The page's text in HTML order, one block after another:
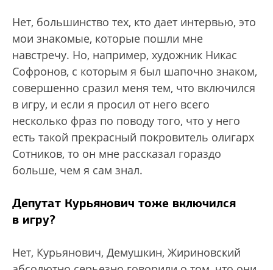
Нет, большинство тех, кто дает интервью, это
мои знакомые, которые пошли мне
навстречу. Но, например, художник Никас
Софронов, с которым я был шапочно знаком,
совершенно сразил меня тем, что включился
в игру, и если я просил от него всего
несколько фраз по поводу того, что у него
есть такой прекрасный покровитель олигарх
Сотников, то он мне рассказал гораздо
больше, чем я сам знал.
Депутат Курьянович тоже включился
в игру?
Нет, Курьянович, Демушкин, Жириновский